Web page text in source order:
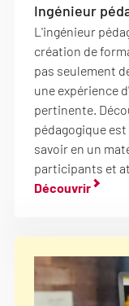
Ingénieur
L'ingénieur
création de
pas seulement
une expérience
pertinente.
pédagogique
savoir en un
participants et
Découvrir